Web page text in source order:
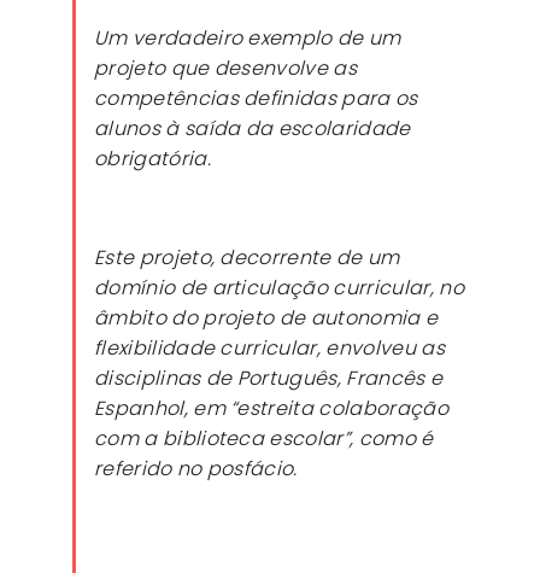
Um verdadeiro exemplo de um
projeto que desenvolve as
competências definidas para os
alunos à saída da escolaridade
obrigatória.
Este projeto, decorrente de um
domínio de articulação curricular, no
âmbito do projeto de autonomia e
flexibilidade curricular, envolveu as
disciplinas de Português, Francês e
Espanhol, em “estreita colaboração
com a biblioteca escolar”, como é
referido no posfácio.